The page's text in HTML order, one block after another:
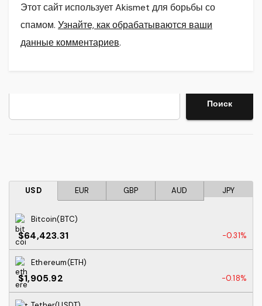
Этот сайт использует Akismet для борьбы со
спамом. Узнайте, как обрабатываются ваши
данные комментариев.
Поиск
USD EUR GBP AUD JPY
Bitcoin(BTC)
$64,423.31 -0.31%
Ethereum(ETH)
$1,905.92 -0.18%